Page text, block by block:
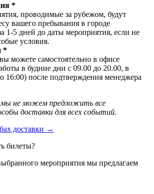
*
проводимые за рубежом, будут
вашего пребывания в городе
1-5 дней до даты мероприятия, если не
условия.
*
можете самостоятельно в офисе
в будние дни с 09.00 до 20.00, в
16:00) после подтверждения менеджера
не можем предложить все
доставки для всех событий.
доставки →
билеты?
мероприятия мы предлагаем